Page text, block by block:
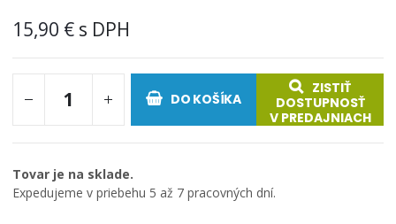
15,90 €
DO KOŠÍKA
ZISTIŤ
DOSTUPNOSŤ
V PREDAJNIACH
Tovar je na sklade.
Expedujeme v priebehu 5 až 7 pracovných dní.